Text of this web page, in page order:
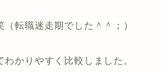
転職迷走期でした＾＾；）
かりやすく比較しました。